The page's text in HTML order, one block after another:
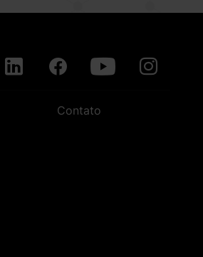
Contato